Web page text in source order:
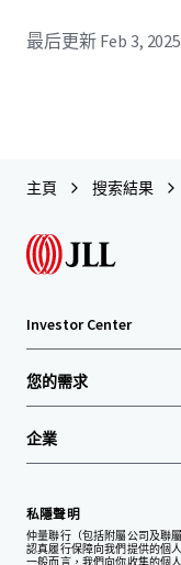
最后更新 Feb 3, 2025
主頁 搜索結果
Investor Center
您的需求
企業
私隱聲明
仲量聯行（包括附屬公司及聯
認真履行保障向我們提供的個